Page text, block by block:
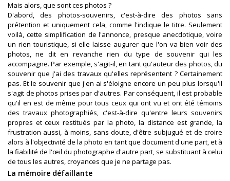
Mais alors, que sont ces photos ?
D'abord, des photos-souvenirs, c'est-à-dire des photos sans
prétention et uniquement cela, comme l'indique le titre. Seulement
voilà, cette simplification de l'annonce, presque anecdotique, voire
un rien touristique, si elle laisse augurer que l'on va bien voir des
photos, ne dit en revanche rien du type de souvenir qui les
accompagne. Par exemple, s'agit-il, en tant qu'auteur des photos, du
souvenir que j'ai des travaux qu'elles représentent ? Certainement
pas. Et le souvenir que j'en ai s'éloigne encore un peu plus lorsqu'il
s'agit de photos prises par d'autres. Par conséquent, il est probable
qu'il en est de même pour tous ceux qui ont vu et ont été témoins
des travaux photographiés, c'est-à-dire qu'entre leurs souvenirs
propres et ceux restitués par la photo, la distance est grande, la
frustration aussi, à moins, sans doute, d'être subjugué et de croire
alors à l'objectivité de la photo en tant que document d'une part, et à
la fiabilité de l'œil du photographe d'autre part, se substituant à celui
de tous les autres, croyances que je ne partage pas.
La mémoire défaillante